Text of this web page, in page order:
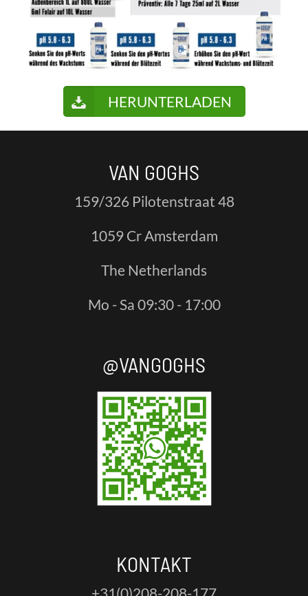
HERUNTERLADEN
VAN GOGHS
159/326 Pilotenstraat 48
1059 Cr Amsterdam
The Netherlands
Mo - Sa 09:30 - 17:00
@VANGOGHS
KONTAKT